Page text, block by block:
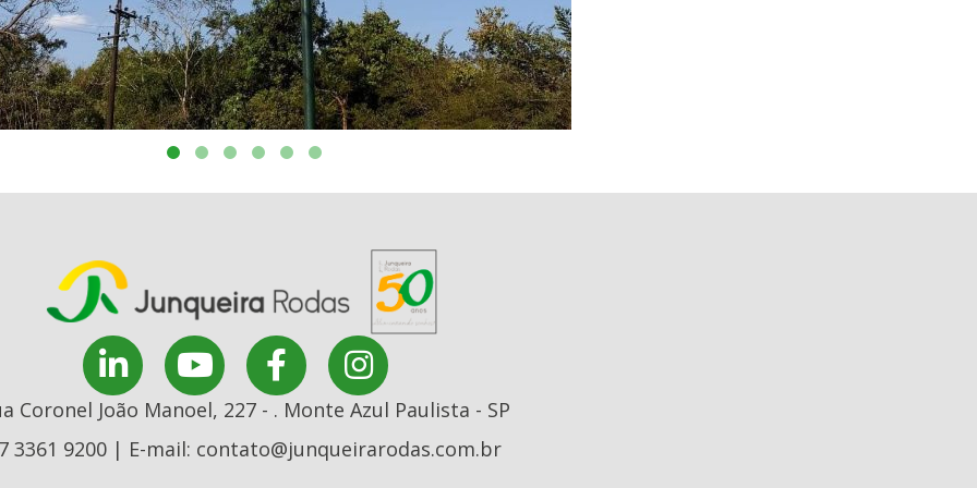
Coronel João Manoel, 227 - . Monte Azul Paulista - SP
3361 9200 | E-mail: contato@junqueirarodas.com.br